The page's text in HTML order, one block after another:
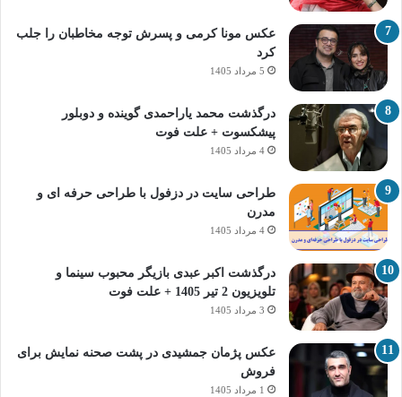
عکس مونا کرمی و پسرش توجه مخاطبان را جلب
کرد
5 مرداد 1405
درگذشت محمد یاراحمدی گوینده و دوبلور
پیشکسوت + علت فوت
4 مرداد 1405
طراحی سایت در دزفول با طراحی حرفه‌ ای و
مدرن
4 مرداد 1405
درگذشت اکبر عبدی بازیگر محبوب سینما و
تلویزیون 2 تیر 1405 + علت فوت
3 مرداد 1405
عکس پژمان جمشیدی در پشت صحنه نمایش برای
فروش
1 مرداد 1405